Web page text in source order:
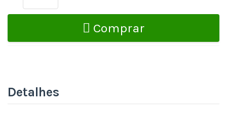
Comprar
Detalhes